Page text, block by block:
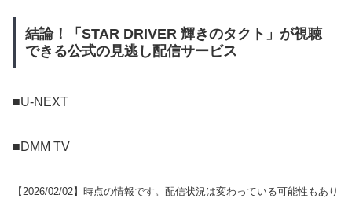
結論！「STAR DRIVER 輝きのタクト」が視聴
できる公式の見逃し配信サービス
■U-NEXT
■DMM TV
【2026/02/02】時点の情報です。配信状況は変わっている可能性もあり